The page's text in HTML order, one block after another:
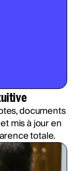
documents
mis à jour en
totale.